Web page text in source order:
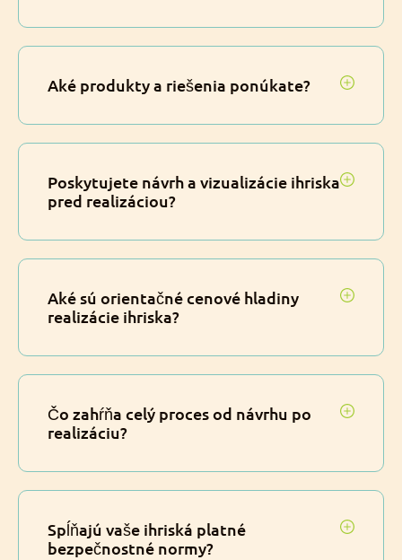
Aké produkty a riešenia ponúkate?
Poskytujete návrh a vizualizácie ihriska
pred realizáciou?
Aké sú orientačné cenové hladiny
realizácie ihriska?
Čo zahŕňa celý proces od návrhu po
realizáciu?
Spĺňajú vaše ihriská platné
bezpečnostné normy?